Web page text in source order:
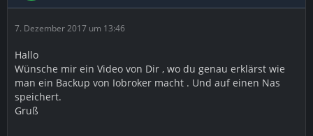
7. Dezember 2017 um 13:46
Hallo
Wünsche mir ein Video von Dir , wo du genau erklärst wie
man ein Backup von Iobroker macht . Und auf einen Nas
speichert.
Gruß